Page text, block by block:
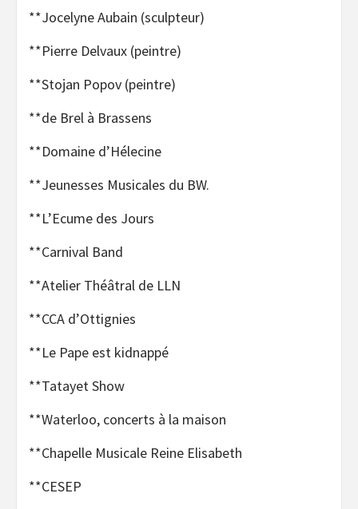
**Jocelyne Aubain (sculpteur)
**Pierre Delvaux (peintre)
**Stojan Popov (peintre)
**de Brel à Brassens
**Domaine d’Hélecine
**Jeunesses Musicales du BW.
**L’Ecume des Jours
**Carnival Band
**Atelier Théâtral de LLN
**CCA d’Ottignies
**Le Pape est kidnappé
**Tatayet Show
**Waterloo, concerts à la maison
**Chapelle Musicale Reine Elisabeth
**CESEP